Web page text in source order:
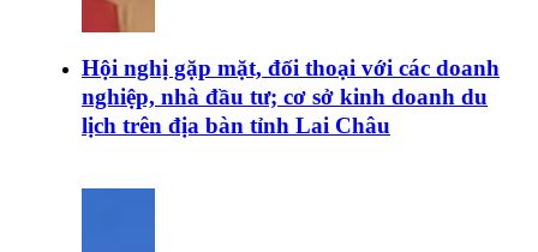
Hội nghị gặp mặt, đối thoại với các doanh
nghiệp, nhà đầu tư; cơ sở kinh doanh du
lịch trên địa bàn tỉnh Lai Châu